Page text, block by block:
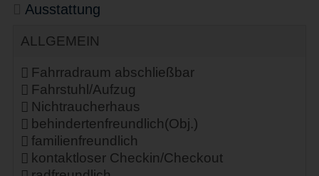
Ausstattung
ALLGEMEIN
Fahrradraum abschließbar
Fahrstuhl/Aufzug
Nichtraucherhaus
behindertenfreundlich(Obj.)
familienfreundlich
kontaktloser Checkin/Checkout